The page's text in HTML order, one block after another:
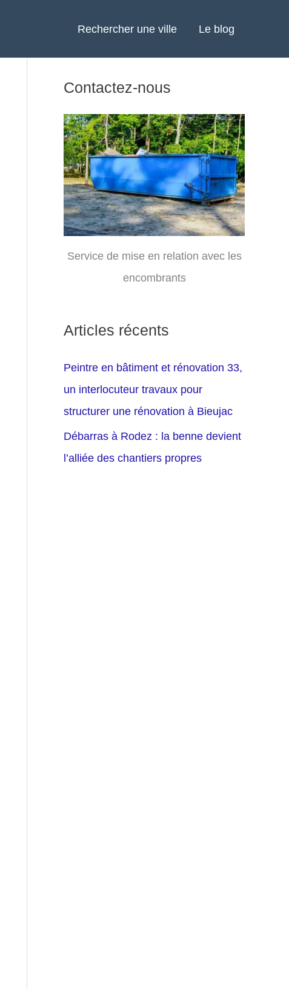
Rechercher une ville Le blog
Contactez-nous
Service de mise en relation avec les
encombrants
Articles récents
Peintre en bâtiment et rénovation 33,
un interlocuteur travaux pour
structurer une rénovation à Bieujac
Débarras à Rodez : la benne devient
l’alliée des chantiers propres